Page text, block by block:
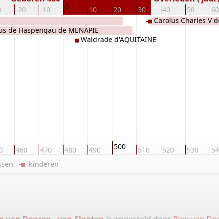
-20 -10 0 10 20 30 40 50 60
460 470 480 490 500 510 520 530
de Haspengau de MENAPIE
Waldrade d'AQUITAINE
Carolus Charles V
kinderen